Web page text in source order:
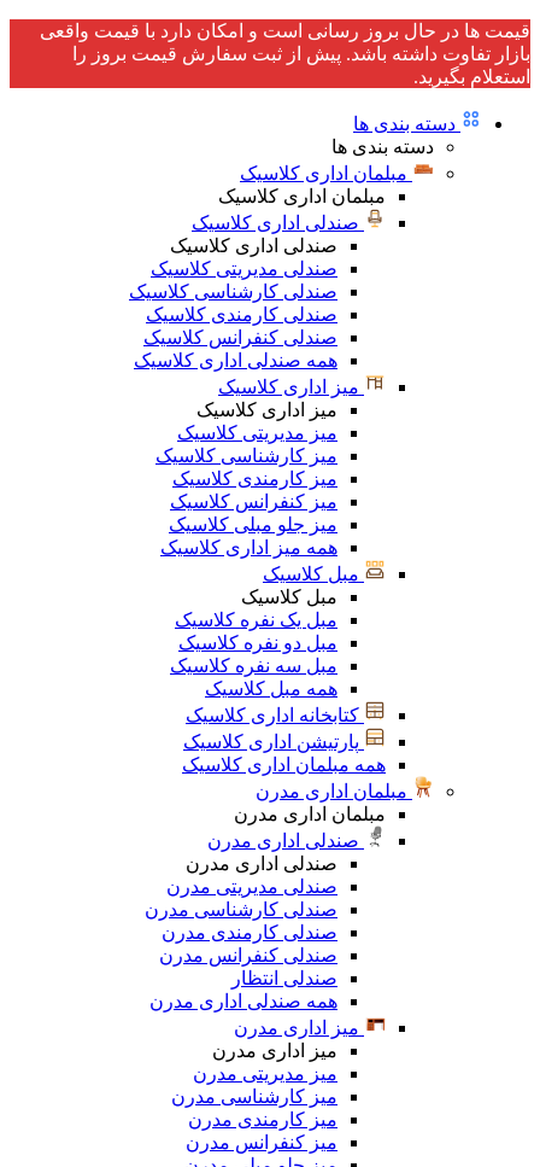
قیمت ها در حال بروز رسانی است و امکان دارد با قیمت واقعی
بازار تفاوت داشته باشد. پیش از ثبت سفارش قیمت بروز را
استعلام بگیرید.
دسته بندی ها
دسته بندی ها
مبلمان اداری کلاسیک
مبلمان اداری کلاسیک
صندلی اداری کلاسیک
صندلی اداری کلاسیک
صندلی مدیریتی کلاسیک
صندلی کارشناسی کلاسیک
صندلی کارمندی کلاسیک
صندلی کنفرانس کلاسیک
همه صندلی اداری کلاسیک
میز اداری کلاسیک
میز اداری کلاسیک
میز مدیریتی کلاسیک
میز کارشناسی کلاسیک
میز کارمندی کلاسیک
میز کنفرانس کلاسیک
میز جلو مبلی کلاسیک
همه میز اداری کلاسیک
مبل کلاسیک
مبل کلاسیک
مبل یک نفره کلاسیک
مبل دو نفره کلاسیک
مبل سه نفره کلاسیک
همه مبل کلاسیک
کتابخانه اداری کلاسیک
پارتیشن اداری کلاسیک
همه مبلمان اداری کلاسیک
مبلمان اداری مدرن
مبلمان اداری مدرن
صندلی اداری مدرن
صندلی اداری مدرن
صندلی مدیریتی مدرن
صندلی کارشناسی مدرن
صندلی کارمندی مدرن
صندلی کنفرانس مدرن
صندلی انتظار
همه صندلی اداری مدرن
میز اداری مدرن
میز اداری مدرن
میز مدیریتی مدرن
میز کارشناسی مدرن
میز کارمندی مدرن
میز کنفرانس مدرن